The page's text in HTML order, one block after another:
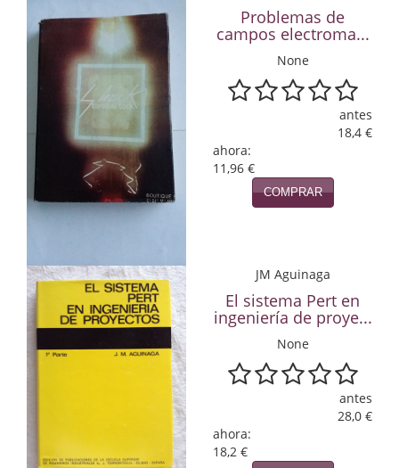
Infantil y juvenil. Nuevo!!!
Literatura fantástica
Literatura hispanoamericana
Local
Matemáticas
Medicina
Naturaleza
Novela Extranjera
Novela fantástica
Problemas de
campos electroma...
None
antes
18,4 €
ahora:
11,96 €
COMPRAR
JM Aguinaga
El sistema Pert en
ingeniería de proye...
None
antes
28,0 €
ahora:
18,2 €